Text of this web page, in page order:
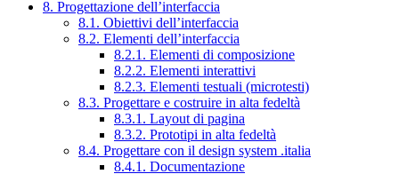
8. Progettazione dell’interfaccia
8.1. Obiettivi dell’interfaccia
8.2. Elementi dell’interfaccia
8.2.1. Elementi di composizione
8.2.2. Elementi interattivi
8.2.3. Elementi testuali (microtesti)
8.3. Progettare e costruire in alta fedeltà
8.3.1. Layout di pagina
8.3.2. Prototipi in alta fedeltà
8.4. Progettare con il design system .italia
8.4.1. Documentazione